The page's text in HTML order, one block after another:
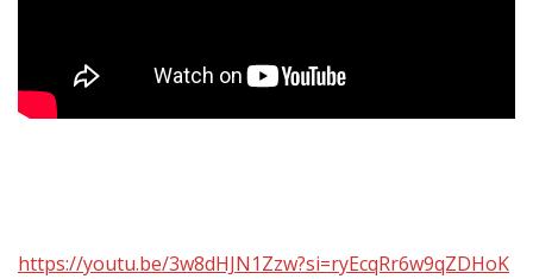
https://youtu.be/3w8dHJN1Zzw?si=ryEcqRr6w9qZDHoK